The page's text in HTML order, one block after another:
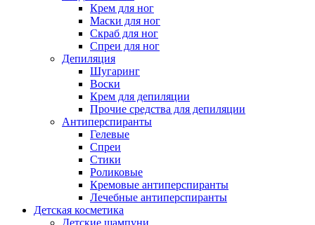
Крем для ног
Маски для ног
Скраб для ног
Спреи для ног
Депиляция
Шугаринг
Воски
Крем для депиляции
Прочие средства для депиляции
Антиперспиранты
Гелевые
Спреи
Стики
Роликовые
Кремовые антиперспиранты
Лечебные антиперспиранты
Детская косметика